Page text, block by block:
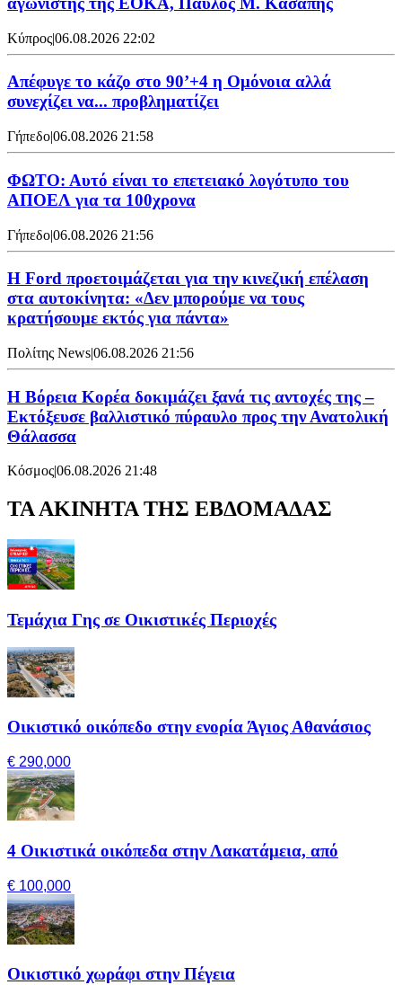
Κύπρος|06.08.2026 22:02
Απέφυγε το κάζο στο 90’+4 η Ομόνοια αλλά
συνεχίζει να... προβληματίζει
Γήπεδο|06.08.2026 21:58
ΦΩΤΟ: Αυτό είναι το επετειακό λογότυπο του
ΑΠΟΕΛ για τα 100χρονα
Γήπεδο|06.08.2026 21:56
Η Ford προετοιμάζεται για την κινεζική επέλαση
στα αυτοκίνητα: «Δεν μπορούμε να τους
κρατήσουμε εκτός για πάντα»
Πολίτης News|06.08.2026 21:56
Η Βόρεια Κορέα δοκιμάζει ξανά τις αντοχές της –
Εκτόξευσε βαλλιστικό πύραυλο προς την Ανατολική
Θάλασσα
Κόσμος|06.08.2026 21:48
ΤΑ ΑΚΙΝΗΤΑ ΤΗΣ ΕΒΔΟΜΑΔΑΣ
Τεμάχια Γης σε Οικιστικές Περιοχές
Οικιστικό οικόπεδο στην ενορία Άγιος Αθανάσιος
€ 290,000
4 Οικιστικά οικόπεδα στην Λακατάμεια, από
€ 100,000
Οικιστικό χωράφι στην Πέγεια